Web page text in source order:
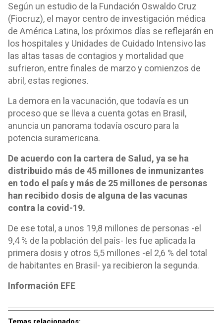
Según un estudio de la Fundación Oswaldo Cruz
(Fiocruz), el mayor centro de investigación médica
de América Latina, los próximos días se reflejarán en
los hospitales y Unidades de Cuidado Intensivo las
las altas tasas de contagios y mortalidad que
sufrieron, entre finales de marzo y comienzos de
abril, estas regiones.
La demora en la vacunación, que todavía es un
proceso que se lleva a cuenta gotas en Brasil,
anuncia un panorama todavía oscuro para la
potencia suramericana.
De acuerdo con la cartera de Salud, ya se ha
distribuido más de 45 millones de inmunizantes
en todo el país y más de 25 millones de personas
han recibido dosis de alguna de las vacunas
contra la covid-19.
De ese total, a unos 19,8 millones de personas -el
9,4 % de la población del país- les fue aplicada la
primera dosis y otros 5,5 millones -el 2,6 % del total
de habitantes en Brasil- ya recibieron la segunda.
Información EFE